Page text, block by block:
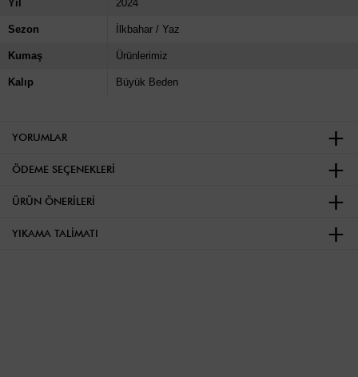
Yıl 2024
Sezon İlkbahar / Yaz
Kumaş Ürünlerimiz
Kalıp Büyük Beden
YORUMLAR
ÖDEME SEÇENEKLERI
ÜRÜN ÖNERILERI
YIKAMA TALIMATI